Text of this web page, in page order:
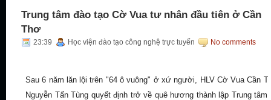
Trung tâm đào tạo Cờ Vua tư nhân đầu tiên ở Cần
Thơ
23:39 Học viện đào tạo công nghệ trực tuyến No comments
Sau 6 năm lăn lội trên "64 ô vuông" ở xứ người, HLV Cờ Vua Cần
Nguyễn Tấn Tùng quyết định trở về quê hương thành lập Trung tâm